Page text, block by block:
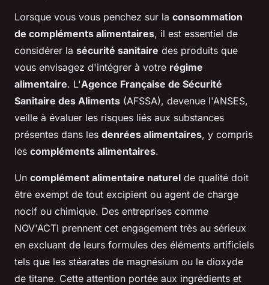
Lorsque vous vous penchez sur la consommation
de compléments alimentaires, il est essentiel de
considérer la sécurité sanitaire des produits que
vous envisagez d'intégrer à votre régime
alimentaire. L'Agence Française de Sécurité
Sanitaire des Aliments (AFSSA), devenue l'ANSES,
veille à évaluer les risques liés aux substances
présentes dans les denrées alimentaires, y compris
les compléments alimentaires.
Un complément alimentaire naturel de qualité doit
être exempt de tout excipient ou agent de charge
nocif ou chimique. Des entreprises comme
NOV'ACTI prennent cet engagement très au sérieux
en excluant de leurs formules des éléments artificiels
tels que les stéarates de magnésium ou le dioxyde
de titane. Cette attention portée aux ingrédients et